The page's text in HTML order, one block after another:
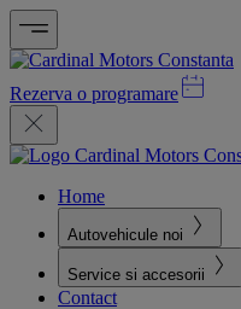
Rezerva o programare
Home
Autovehicule noi
Service si accesorii
Contact